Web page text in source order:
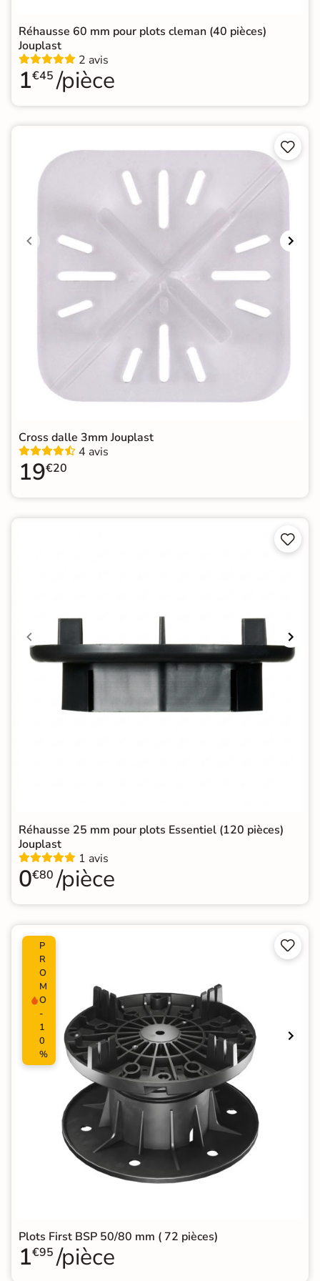
Réhausse 60 mm pour plots cleman (40 pièces)
Jouplast
2 avis
1€45 /pièce


Cross dalle 3mm Jouplast
4 avis
19€20


Réhausse 25 mm pour plots Essentiel (120 pièces)
Jouplast
1 avis
0€80 /pièce
P
R
O
M
O
-
1
0
%


Plots First BSP 50/80 mm ( 72 pièces)
1€95 /pièce